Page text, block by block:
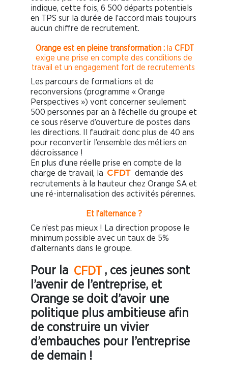
indique, cette fois, 6 500 départs potentiels
en TPS sur la durée de l’accord mais toujours
aucun chiffre de recrutement.
Orange est en pleine transformation : laCFDT
exige une prise en compte des conditions de
travail et un engagement fort de recrutements
Les parcours de formations et de
reconversions (programme « Orange
Perspectives ») vont concerner seulement
500 personnes par an à l’échelle du groupe et
ce sous réserve d’ouverture de postes dans
les directions. Il faudrait donc plus de 40 ans
pour reconvertir l’ensemble des métiers en
décroissance !
En plus d’une réelle prise en compte de la
charge de travail, la CFDT
demande des
recrutements à la hauteur chez Orange SA et
une ré-internalisation des activités pérennes.
Et l’alternance ?
Ce n’est pas mieux ! La direction propose le
minimum possible avec un taux de 5%
d’alternants dans le groupe.
Pour la CFDT , ces jeunes sont
l’avenir de l’entreprise, et
Orange se doit d’avoir une
politique plus ambitieuse afin
de construire un vivier
d’embauches pour l’entreprise
de demain !